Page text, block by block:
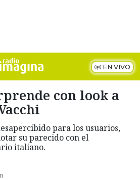
EN VIVO
con look a
para los usuarios,
su parecido con el
italiano.